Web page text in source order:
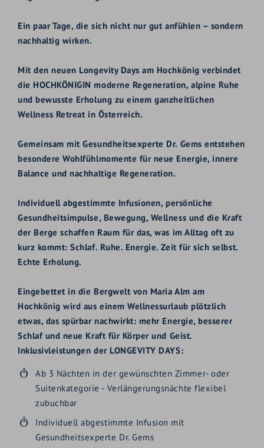
Ein paar Tage, die sich nicht nur gut anfühlen – sondern
nachhaltig wirken.
Mit den neuen Longevity Days am Hochkönig verbindet
die HOCHKÖNIGIN moderne Regeneration, alpine Ruhe
und bewusste Erholung zu einem ganzheitlichen
Wellness Retreat in Österreich.
Gemeinsam mit Gesundheitsexperte Dr. Gems entstehen
besondere Wohlfühlmomente für neue Energie, innere
Balance und nachhaltige Regeneration.
Individuell abgestimmte Infusionen, persönliche
Gesundheitsimpulse, Bewegung, Wellness und die Kraft
der Berge schaffen Raum für das, was im Alltag oft zu
kurz kommt: Schlaf. Ruhe. Energie. Zeit für sich selbst.
Echte Erholung.
Eingebettet in die Bergwelt von Maria Alm am
Hochkönig wird aus einem Wellnessurlaub plötzlich
etwas, das spürbar nachwirkt: mehr Energie, besserer
Schlaf und neue Kraft für Körper und Geist.
Inklusivleistungen der LONGEVITY DAYS:
Ab 3 Nächten in der gewünschten Zimmer- oder
Suitenkategorie - Verlängerungsnächte flexibel
zubuchbar
Individuell abgestimmte Infusion mit
Gesundheitsexperte Dr. Gems